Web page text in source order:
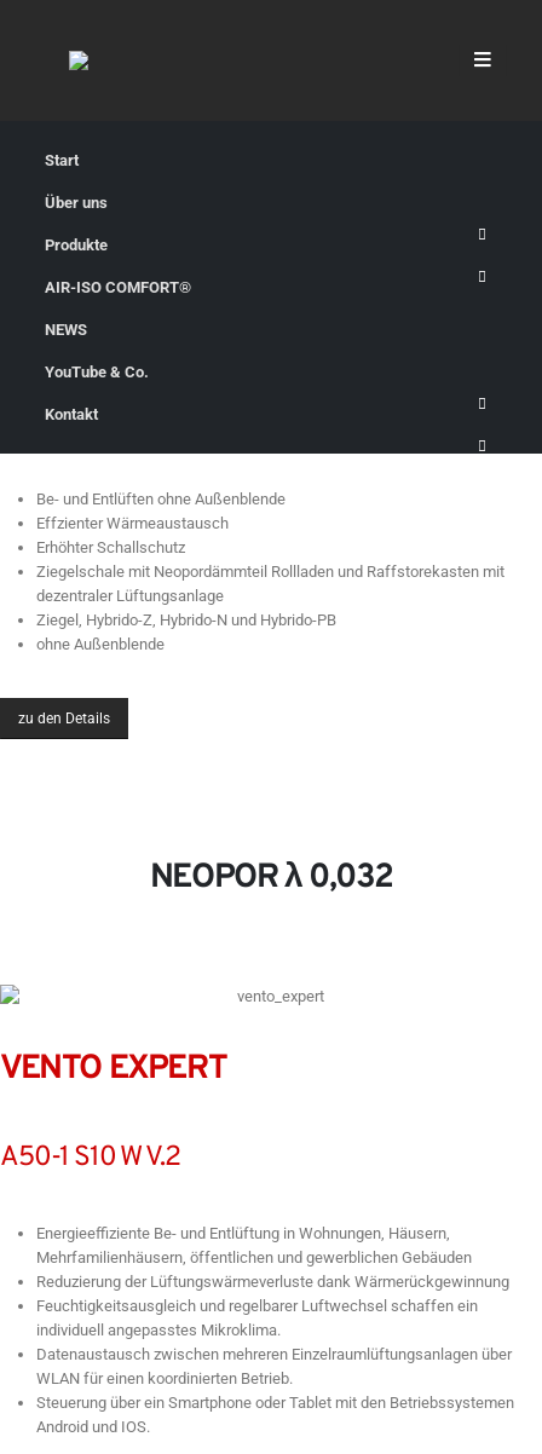
Start
Über uns
Produkte
AIR-ISO COMFORT®
NEWS
YouTube & Co.
Kontakt
AIR-ISO COMFORT Gen.4
Dezentral integrierte Lüftungen
Be- und Entlüften ohne Außenblende
Effzienter Wärmeaustausch
Erhöhter Schallschutz
Ziegelschale mit Neopordämmteil Rollladen und Raffstorekasten mit
dezentraler Lüftungsanlage
Ziegel, Hybrido-Z, Hybrido-N und Hybrido-PB
ohne Außenblende
zu den Details
NEOPOR λ 0,032
VENTO EXPERT
A50-1 S10 W V.2
Energieeffiziente Be- und Entlüftung in Wohnungen, Häusern,
Mehrfamilienhäusern, öffentlichen und gewerblichen Gebäuden
Reduzierung der Lüftungswärmeverluste dank Wärmerückgewinnung
Feuchtigkeitsausgleich und regelbarer Luftwechsel schaffen ein
individuell angepasstes Mikroklima.
Datenaustausch zwischen mehreren Einzelraumlüftungsanlagen über
WLAN für einen koordinierten Betrieb.
Steuerung über ein Smartphone oder Tablet mit den Betriebssystemen
Android und IOS.